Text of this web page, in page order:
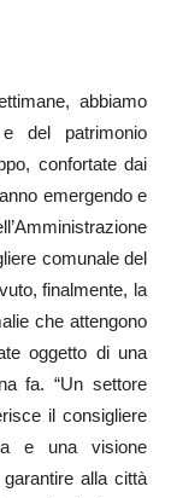
abbiamo
del patrimonio
confortate dai
emergendo e
comunale del
finalmente, la
che attengono
oggetto di una
fa. “Un settore
il consigliere
e una visione
alla città